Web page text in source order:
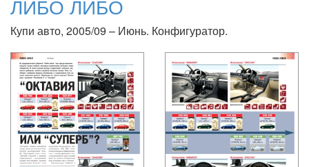
ЛИБО ЛИБО
Купи авто, 2005/09 – Июнь. Конфигуратор.